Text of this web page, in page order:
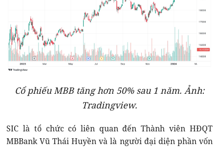
Cổ phiếu MBB tăng hơn 50% sau 1 năm. Ảnh:
Tradingview.
SIC là tổ chức có liên quan đến Thành viên HĐQT
MBBank Vũ Thái Huyền và là người đại diện phần vốn